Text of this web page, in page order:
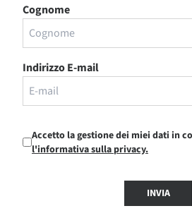
Cognome
Indirizzo E-mail
Accetto la gestione dei miei dati in
l'informativa sulla privacy.
INVIA